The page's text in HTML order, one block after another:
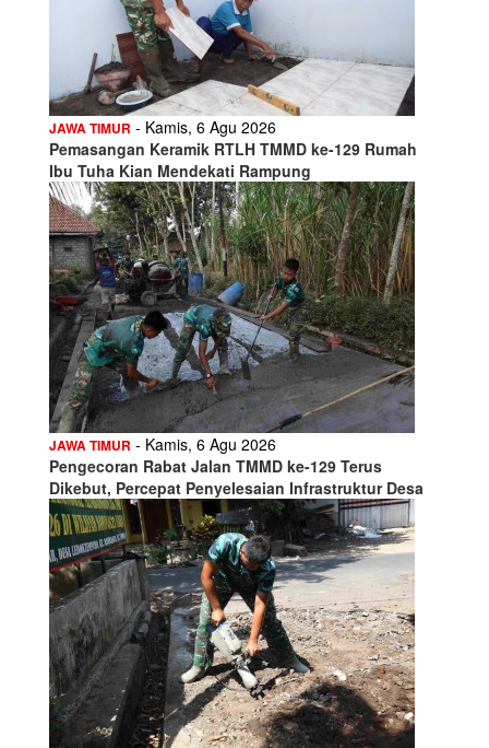
JAWA TIMUR - Kamis, 6 Agu 2026
Pemasangan Keramik RTLH TMMD ke-129 Rumah
Ibu Tuha Kian Mendekati Rampung
JAWA TIMUR - Kamis, 6 Agu 2026
Pengecoran Rabat Jalan TMMD ke-129 Terus
Dikebut, Percepat Penyelesaian Infrastruktur Desa